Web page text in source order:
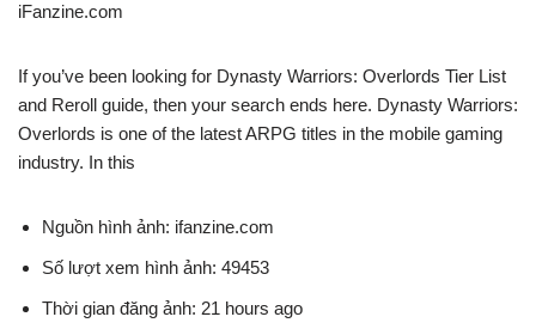
iFanzine.com
If you’ve been looking for Dynasty Warriors: Overlords Tier List
and Reroll guide, then your search ends here. Dynasty Warriors:
Overlords is one of the latest ARPG titles in the mobile gaming
industry. In this
Nguồn hình ảnh: ifanzine.com
Số lượt xem hình ảnh: 49453
Thời gian đăng ảnh: 21 hours ago